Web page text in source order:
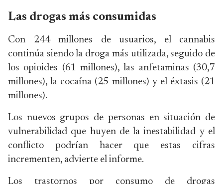
Las drogas más consumidas
Con 244 millones de usuarios, el cannabis
continúa siendo la droga más utilizada, seguido de
los opioides (61 millones), las anfetaminas (30,7
millones), la cocaína (25 millones) y el éxtasis (21
millones).
Los nuevos grupos de personas en situación de
vulnerabilidad que huyen de la inestabilidad y el
conflicto podrían hacer que estas cifras
incrementen, advierte el informe.
Los trastornos por consumo de drogas